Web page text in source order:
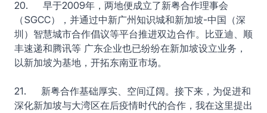
20. 早于2009年，两地便成立了新粤合作理事会
（SGCC），并通过中新广州知识城和新加坡-中国（深
圳）智慧城市合作倡议等平台推进双边合作。比亚迪、顺
丰速递和腾讯等 广东企业也已纷纷在新加坡设立业务，
以新加坡为基地，开拓东南亚市场。
21. 新粤合作基础厚实、空间辽阔。接下来，为促进和
深化新加坡与大湾区在后疫情时代的合作，我在这里提出